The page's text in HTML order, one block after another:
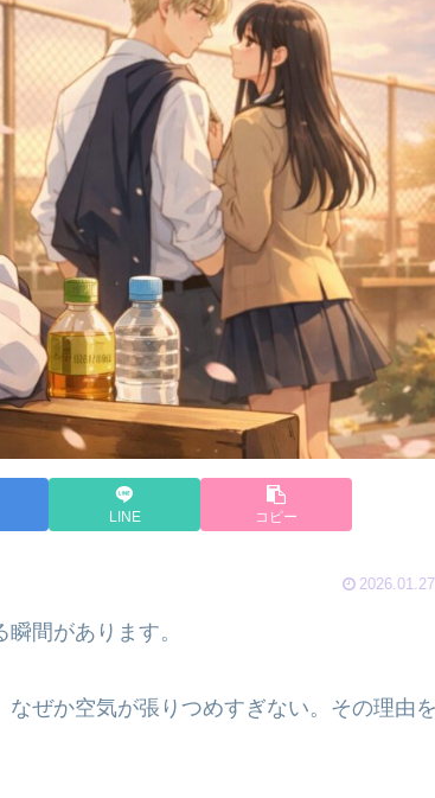
LINE コピー
2026.01.27
間があります。
ぜか空気が張りつめすぎない。その理由を